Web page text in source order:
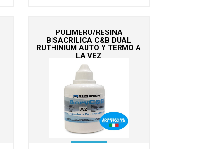
POLIMERO/RESINA
BISACRILICA C&B DUAL
RUTHINIUM AUTO Y TERMO A
LA VEZ